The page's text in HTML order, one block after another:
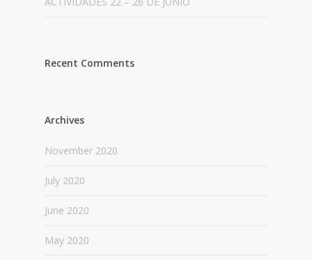
Recent Comments
Archives
November 2020
July 2020
June 2020
May 2020